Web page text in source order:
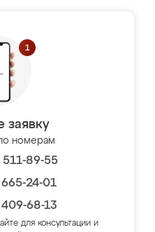
заявку
номерам
89-55
24-01
68-13
для консультации и